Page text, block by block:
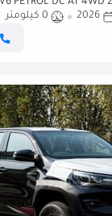
2026
0 كيلومتر